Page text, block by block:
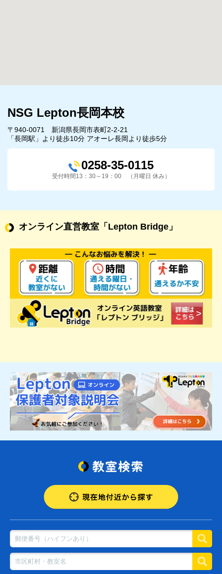
NSG Lepton長岡本校
〒940-0071 新潟県長岡市表町2-2-21
「長岡駅」より徒歩10分 アオーレ長岡より徒歩5分
0258-35-0115
受付時間13：30～19：00 （月曜日 休み）
オンライン直営教室 「Lepton Bridge」